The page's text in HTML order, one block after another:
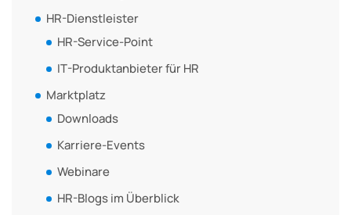
HR-Dienstleister
HR-Service-Point
IT-Produktanbieter für HR
Marktplatz
Downloads
Karriere-Events
Webinare
HR-Blogs im Überblick